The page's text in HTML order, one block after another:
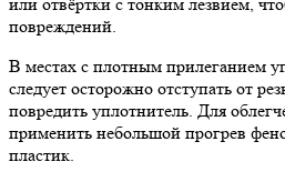
повреждений.
В местах с плотным прилеганием
следует осторожно отступать от
повредить уплотнитель. Для
применить небольшой прогрев
пластик.